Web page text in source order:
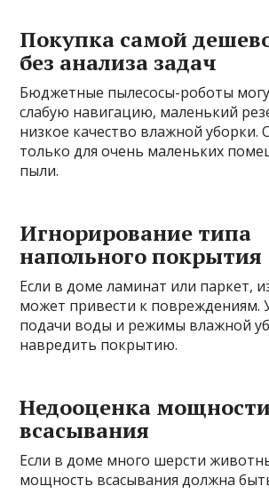
Покупка самой
без анализа задач
Бюджетные пылесосы-роботы
слабую навигацию, маленький
низкое качество влажной уборки.
только для очень маленьких
пыли.
Игнорирование типа
напольного покрытия
Если в доме ламинат или паркет,
может привести к повреждениям.
подачи воды и режимы влажной
навредить покрытию.
Недооценка мощности
всасывания
Если в доме много шерсти
мощность всасывания должна